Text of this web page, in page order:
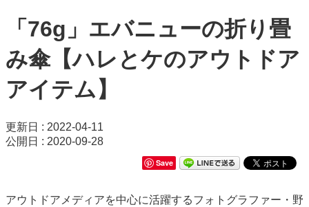
「76g」エバニューの折り畳
み傘【ハレとケのアウトドア
アイテム】
更新日 : 2022-04-11
公開日 : 2020-09-28
Save
アウトドアメディアを中心に活躍するフォトグラファー・野